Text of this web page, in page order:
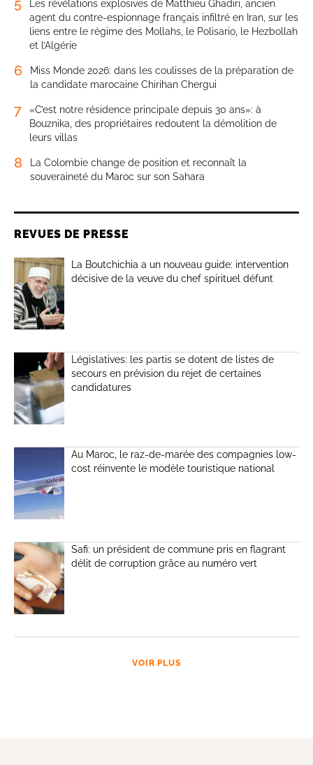
5
Les révélations explosives de Matthieu Ghadiri, ancien
agent du contre-espionnage français infiltré en Iran, sur les
liens entre le régime des Mollahs, le Polisario, le Hezbollah
et l’Algérie
6
Miss Monde 2026: dans les coulisses de la préparation de
la candidate marocaine Chirihan Chergui
7
«C’est notre résidence principale depuis 30 ans»: à
Bouznika, des propriétaires redoutent la démolition de
leurs villas
8
La Colombie change de position et reconnaît la
souveraineté du Maroc sur son Sahara
REVUES DE PRESSE
La Boutchichia a un nouveau guide: intervention
décisive de la veuve du chef spirituel défunt
Législatives: les partis se dotent de listes de
secours en prévision du rejet de certaines
candidatures
Au Maroc, le raz-de-marée des compagnies low-
cost réinvente le modèle touristique national
Safi: un président de commune pris en flagrant
délit de corruption grâce au numéro vert
VOIR PLUS